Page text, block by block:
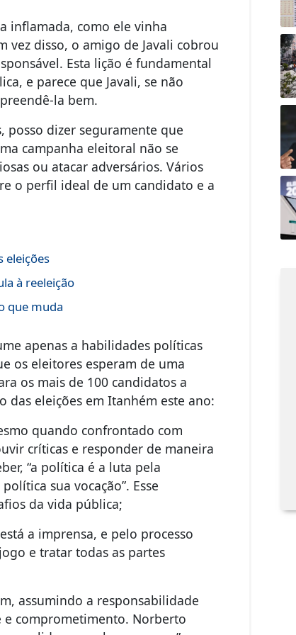
inflamada, como ele vinha
vez disso, o amigo de Javali cobrou
Esta lição é fundamental
e parece que Javali, se não
la bem.
posso dizer seguramente que
campanha eleitoral não se
ou atacar adversários. Vários
o perfil ideal de um candidato e a
eleições
à reeleição
que muda
apenas a habilidades políticas
os eleitores esperam de uma
os mais de 100 candidatos a
eleições em Itanhém este ano:
quando confrontado com
críticas e responder de maneira
“a política é a luta pela
sua vocação”. Esse
da vida pública;
a imprensa, e pelo processo
e tratar todas as partes
assumindo a responsabilidade
e comprometimento. Norberto